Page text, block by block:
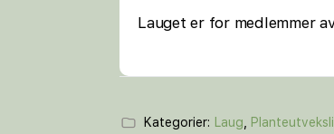
Lauget er for medlemmer
Kategorier: Laug